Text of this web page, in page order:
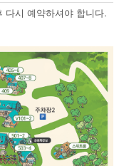
다시 예약하셔야 합니다.